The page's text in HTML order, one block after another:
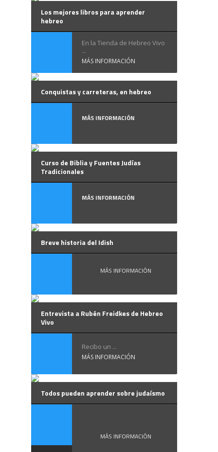
Los mejores libros para aprender
hebreo
En la Tienda de Hebreo Vivo
...
MÁS INFORMACIÓN
Conquistas y carreteras, en hebreo
MÁS INFORMACIÓN
Curso de Biblia y Fuentes Judías
Tradicionales
MÁS INFORMACIÓN
Breve historia del Idish
MÁS INFORMACIÓN
Entrevista a Rubén Freidkes de Hebreo
Vivo
Recibo un ...
MÁS INFORMACIÓN
Todos pueden aprender sobre judaísmo
MÁS INFORMACIÓN